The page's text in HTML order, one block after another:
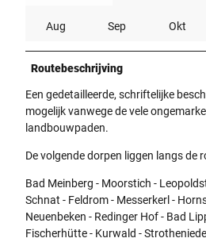
Aug Sep Okt
Routebeschrijving
Een gedetailleerde, schriftelijke
mogelijk vanwege de vele
landbouwpaden.
De volgende dorpen liggen langs de
Bad Meinberg - Moorstich -
Schnat - Feldrom - Messerkerl -
Neuenbeken - Redinger Hof - Bad
Fischerhütte - Kurwald -